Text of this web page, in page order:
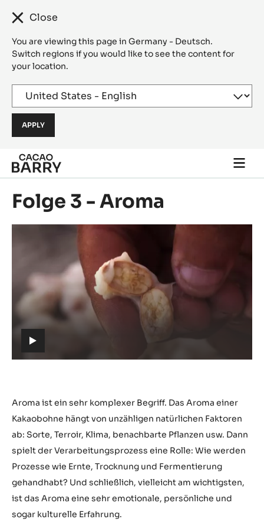
Close
You are viewing this page in Germany - Deutsch.
Switch regions if you would like to see the content for
your location.
Skip to main content
main
Folge 3 - Aroma
t
s
:
/
/
y
o
u
t
u
Video
abspielen:
https://youtu.be/GTSbnKJxJbY
Aroma ist ein sehr komplexer Begriff. Das Aroma einer
Kakaobohne hängt von unzähligen natürlichen Faktoren
ab: Sorte, Terroir, Klima, benachbarte Pflanzen usw. Dann
spielt der Verarbeitungsprozess eine Rolle: Wie werden
Prozesse wie Ernte, Trocknung und Fermentierung
gehandhabt? Und schließlich, vielleicht am wichtigsten,
ist das Aroma eine sehr emotionale, persönliche und
sogar kulturelle Erfahrung.